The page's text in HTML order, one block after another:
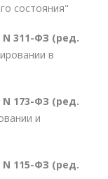
состояния"
311-ФЗ (ред.
в
173-ФЗ (ред.
и
115-ФЗ (ред.